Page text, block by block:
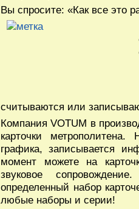
Вы спросите: «Как все это
считываются или
Компания VOTUM в
карточки метрополитена.
графика, записывается
момент можете на
звуковое
определенный набор
любые наборы и серии!